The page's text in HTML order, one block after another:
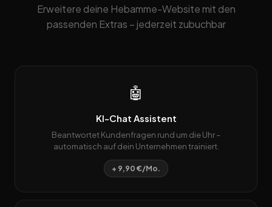
Erweitere deine Hebamme-Website mit den
passenden Extras – jederzeit zubuchbar
🤖
KI-Chat Assistent
Beantwortet Kundenfragen rund um die Uhr –
automatisch auf dein Unternehmen trainiert.
+ 9,90 €/Mo.